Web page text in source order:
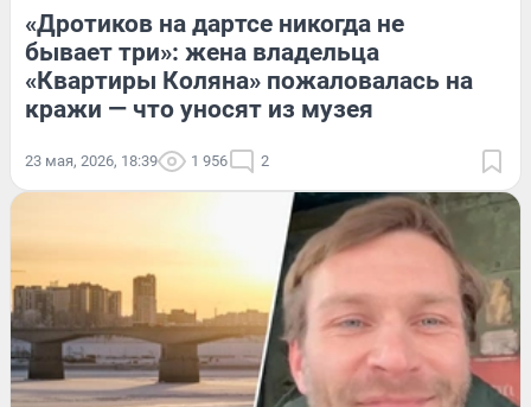
«Дротиков на дартсе никогда не
бывает три»: жена владельца
«Квартиры Коляна» пожаловалась на
кражи — что уносят из музея
23 мая, 2026, 18:39 1 956 2